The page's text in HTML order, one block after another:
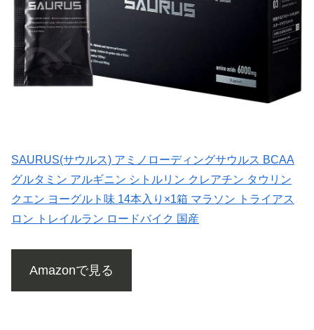
SAURUS(サウルス) アミノローディングサウルス BCAA
グルタミン アルギニン シトルリン クレアチン タウリン
クエン ヨーグルト味 14本入り×1箱 マラソン トライアス
ロン トレイルラン ロードバイク 国産
Amazonで見る